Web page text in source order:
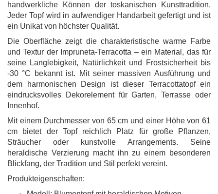
handwerkliche Können der toskanischen Kunsttradition.
Jeder Topf wird in aufwendiger Handarbeit gefertigt und ist
ein Unikat von höchster Qualität.
Die Oberfläche zeigt die charakteristische warme Farbe
und Textur der Impruneta-Terracotta – ein Material, das für
seine Langlebigkeit, Natürlichkeit und Frostsicherheit bis
-30 °C bekannt ist. Mit seiner massiven Ausführung und
dem harmonischen Design ist dieser Terracottatopf ein
eindrucksvolles Dekorelement für Garten, Terrasse oder
Innenhof.
Mit einem Durchmesser von 65 cm und einer Höhe von 61
cm bietet der Topf reichlich Platz für große Pflanzen,
Sträucher oder kunstvolle Arrangements. Seine
heraldische Verzierung macht ihn zu einem besonderen
Blickfang, der Tradition und Stil perfekt vereint.
Produkteigenschaften: